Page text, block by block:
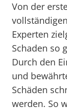
Von der
Experten
Schaden so
Durch den
und
Schäden
werden. So